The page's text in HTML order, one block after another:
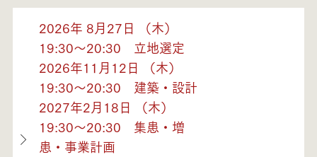
2026年 8月27日 （木）
19:30～20:30 立地選定
2026年11月12日 （木）
19:30～20:30 建築・設計
2027年2月18日 （木）
19:30～20:30 集患・増
患・事業計画